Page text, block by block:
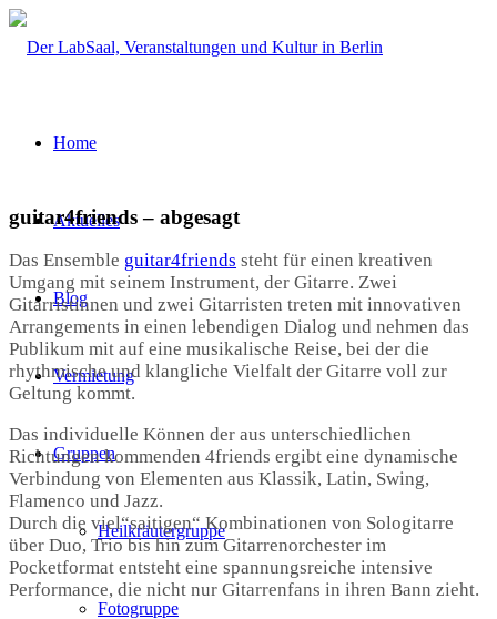
Home
Aktuelles
Blog
Vermietung
Gruppen
Heilkräutergruppe
Fotogruppe
guitar4friends – abgesagt
Das Ensemble guitar4friends steht für einen kreativen
Umgang mit seinem Instrument, der Gitarre. Zwei
Gitarristinnen und zwei Gitarristen treten mit innovativen
Arrangements in einen lebendigen Dialog und nehmen das
Publikum mit auf eine musikalische Reise, bei der die
rhythmische und klangliche Vielfalt der Gitarre voll zur
Geltung kommt.
Das individuelle Können der aus unterschiedlichen
Richtungen kommenden 4friends ergibt eine dynamische
Verbindung von Elementen aus Klassik, Latin, Swing,
Flamenco und Jazz.
Durch die viel“saitigen“ Kombinationen von Sologitarre
über Duo, Trio bis hin zum Gitarrenorchester im
Pocketformat entsteht eine spannungsreiche intensive
Performance, die nicht nur Gitarrenfans in ihren Bann zieht.